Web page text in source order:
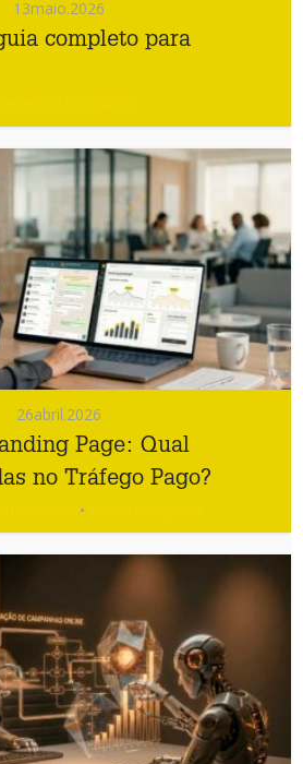
13maio.2026
completo para
26abril.2026
Page: Qual
no Tráfego Pago?
•